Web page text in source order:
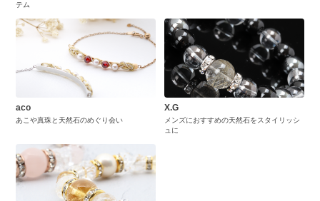
テム
aco
あこや真珠と天然石のめぐり会い
X.G
メンズにおすすめの天然石をスタイリッシ
ュに